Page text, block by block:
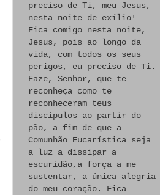
preciso de Ti, meu Jesus,
nesta noite de exílio!
Fica comigo nesta noite,
Jesus, pois ao longo da
vida, com todos os seus
perigos, eu preciso de Ti.
Faze, Senhor, que te
reconheça como te
reconheceram teus
discípulos ao partir do
pão, a fim de que a
Comunhão Eucarística seja
a luz a dissipar a
escuridão,a força a me
sustentar, a única alegria
do meu coração. Fica